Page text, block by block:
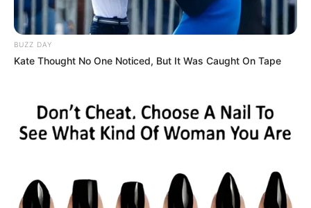
BUZZ DAY
Kate Thought No One Noticed, But It Was Caught On Tape